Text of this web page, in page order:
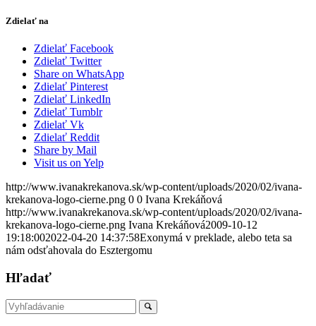
Zdielať na
Zdielať Facebook
Zdielať Twitter
Share on WhatsApp
Zdielať Pinterest
Zdielať LinkedIn
Zdielať Tumblr
Zdielať Vk
Zdielať Reddit
Share by Mail
Visit us on Yelp
http://www.ivanakrekanova.sk/wp-content/uploads/2020/02/ivana-
krekanova-logo-cierne.png 0 0 Ivana Krekáňová
http://www.ivanakrekanova.sk/wp-content/uploads/2020/02/ivana-
krekanova-logo-cierne.png Ivana Krekáňová2009-10-12
19:18:002022-04-20 14:37:58Exonymá v preklade, alebo teta sa
nám odsťahovala do Esztergomu
Hľadať